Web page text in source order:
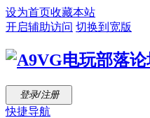
设为首页收藏本站
开启辅助访问 切换到宽版
登录/注册
快捷导航